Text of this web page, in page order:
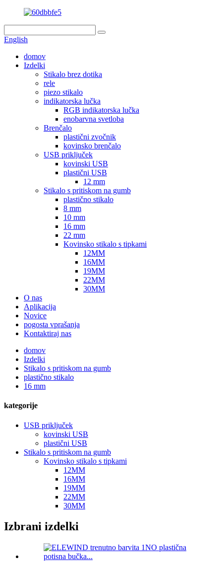
English
domov
Izdelki
Stikalo brez dotika
rele
piezo stikalo
indikatorska lučka
RGB indikatorska lučka
enobarvna svetloba
Brenčalo
plastični zvočnik
kovinsko brenčalo
USB priključek
kovinski USB
plastični USB
12 mm
Stikalo s pritiskom na gumb
plastično stikalo
8 mm
10 mm
16 mm
22 mm
Kovinsko stikalo s tipkami
12MM
16MM
19MM
22MM
30MM
O nas
Aplikacija
Novice
pogosta vprašanja
Kontaktiraj nas
domov
Izdelki
Stikalo s pritiskom na gumb
plastično stikalo
16 mm
kategorije
USB priključek
kovinski USB
plastični USB
Stikalo s pritiskom na gumb
Kovinsko stikalo s tipkami
12MM
16MM
19MM
22MM
30MM
Izbrani izdelki